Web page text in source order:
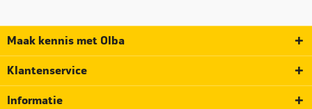
Maak kennis met Olba
Klantenservice
Informatie